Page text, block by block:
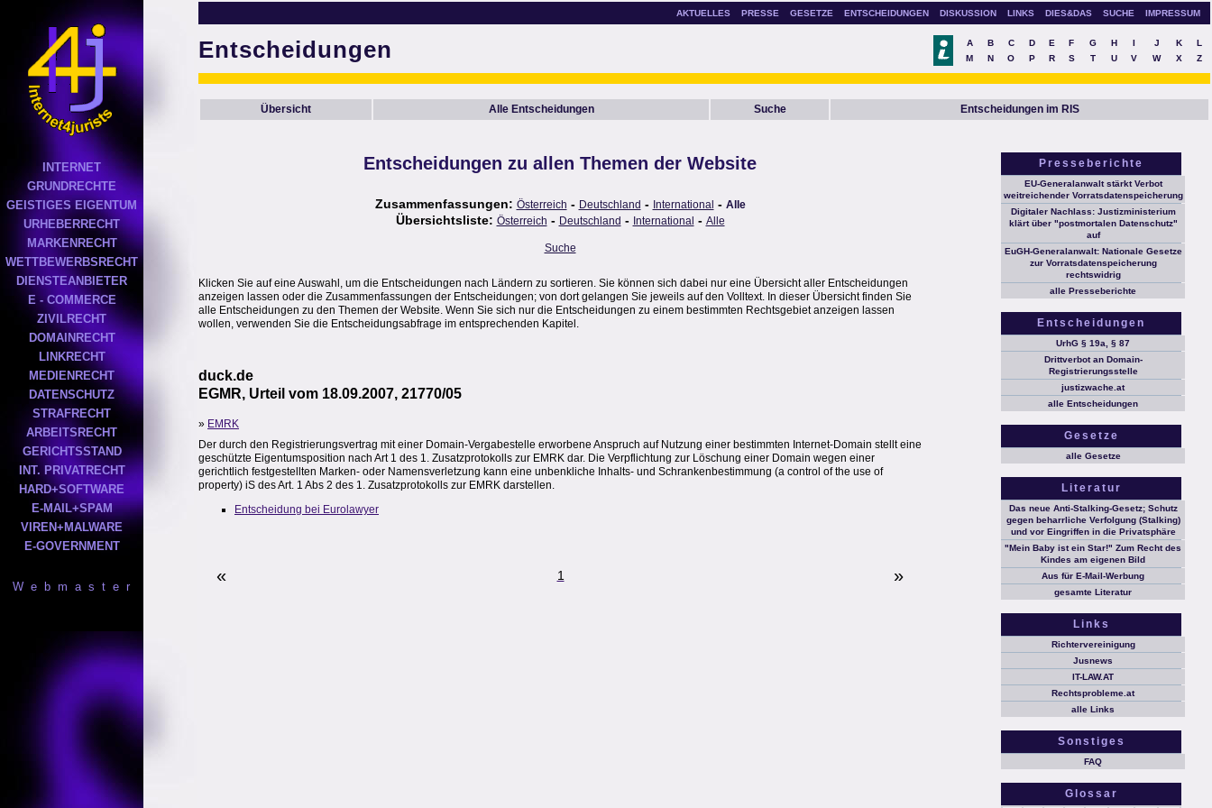
INTERNET
GRUNDRECHTE
GEISTIGES EIGENTUM
URHEBERRECHT
MARKENRECHT
WETTBEWERBSRECHT
DIENSTEANBIETER
E - COMMERCE
ZIVILRECHT
DOMAINRECHT
LINKRECHT
MEDIENRECHT
DATENSCHUTZ
STRAFRECHT
ARBEITSRECHT
GERICHTSSTAND
INT. PRIVATRECHT
HARD+SOFTWARE
E-MAIL+SPAM
VIREN+MALWARE
E-GOVERNMENT
W e b m a s t e r
AKTUELLES PRESSE GESETZE ENTSCHEIDUNGEN DISKUSSION LINKS DIES&DAS SUCHE IMPRESSUM
Entscheidungen A B C D E F G H I J K
L
M
N O P R S T U V W X Z
Übersicht Alle Entscheidungen Suche Entscheidungen im RIS
Entscheidungen zu allen Themen der Website
Zusammenfassungen: Österreich - Deutschland - International - Alle
Übersichtsliste: Österreich - Deutschland - International - Alle
Suche
Klicken Sie auf eine Auswahl, um die Entscheidungen nach Ländern zu sortieren. Sie können sich dabei nur eine Übersicht aller Entscheidungen
anzeigen lassen oder die Zusammenfassungen der Entscheidungen; von dort gelangen Sie jeweils auf den Volltext. In dieser Übersicht finden Sie
alle Entscheidungen zu den Themen der Website. Wenn Sie sich nur die Entscheidungen zu einem bestimmten Rechtsgebiet anzeigen lassen
wollen, verwenden Sie die Entscheidungsabfrage im entsprechenden Kapitel.
duck.de
EGMR, Urteil vom 18.09.2007, 21770/05
» EMRK
Der durch den Registrierungsvertrag mit einer Domain-Vergabestelle erworbene Anspruch auf Nutzung einer bestimmten Internet-Domain stellt eine
geschützte Eigentumsposition nach Art 1 des 1. Zusatzprotokolls zur EMRK dar. Die Verpflichtung zur Löschung einer Domain wegen einer
gerichtlich festgestellten Marken- oder Namensverletzung kann eine unbenkliche Inhalts- und Schrankenbestimmung (a control of the use of
property) iS des Art. 1 Abs 2 des 1. Zusatzprotokolls zur EMRK darstellen.
Entscheidung bei Eurolawyer
« 1 »
Presseberichte
EU-Generalanwalt stärkt Verbot
weitreichender Vorratsdatenspeicherung
Digitaler Nachlass: Justizministerium
klärt über "postmortalen Datenschutz"
auf
EuGH-Generalanwalt: Nationale Gesetze
zur Vorratsdatenspeicherung
rechtswidrig
alle Presseberichte
Entscheidungen
UrhG § 19a, § 87
Drittverbot an Domain-
Registrierungsstelle
justizwache.at
alle Entscheidungen
Gesetze
alle Gesetze
Literatur
Das neue Anti-Stalking-Gesetz; Schutz
gegen beharrliche Verfolgung (Stalking)
und vor Eingriffen in die Privatsphäre
"Mein Baby ist ein Star!" Zum Recht des
Kindes am eigenen Bild
Aus für E-Mail-Werbung
gesamte Literatur
Links
Richtervereinigung
Jusnews
IT-LAW.AT
Rechtsprobleme.at
alle Links
Sonstiges
FAQ
Glossar